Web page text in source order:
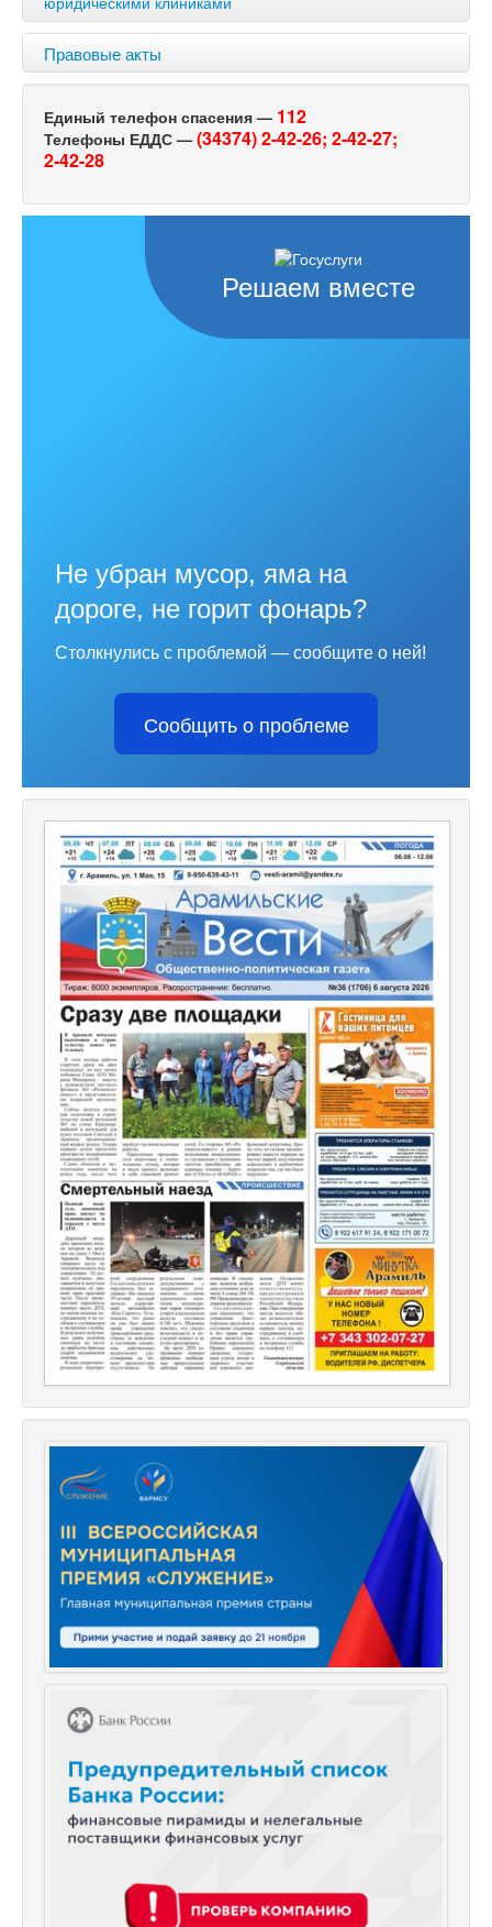
Правовые акты
Единый телефон спасения — 112
Телефоны ЕДДС — (34374) 2-42-26; 2-42-27;
2-42-28
Решаем вместе
Не убран мусор, яма на
дороге, не горит фонарь?
Столкнулись с проблемой — сообщите о ней!
Сообщить о проблеме